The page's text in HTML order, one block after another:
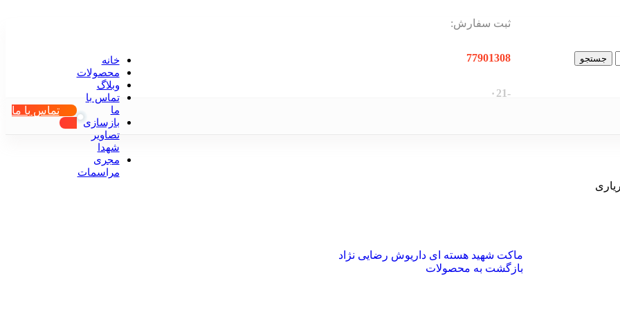
جستجو
ثبت سفارش:
77901308
-۰21
خانه
محصولات
وبلاگ
تماس با
ما
بازسازی
تصاویر
شهدا
مجری
مراسمات
تماس با ما
ماکت شهید هسته ای داریوش رضایی نژاد
بازگشت به محصولات